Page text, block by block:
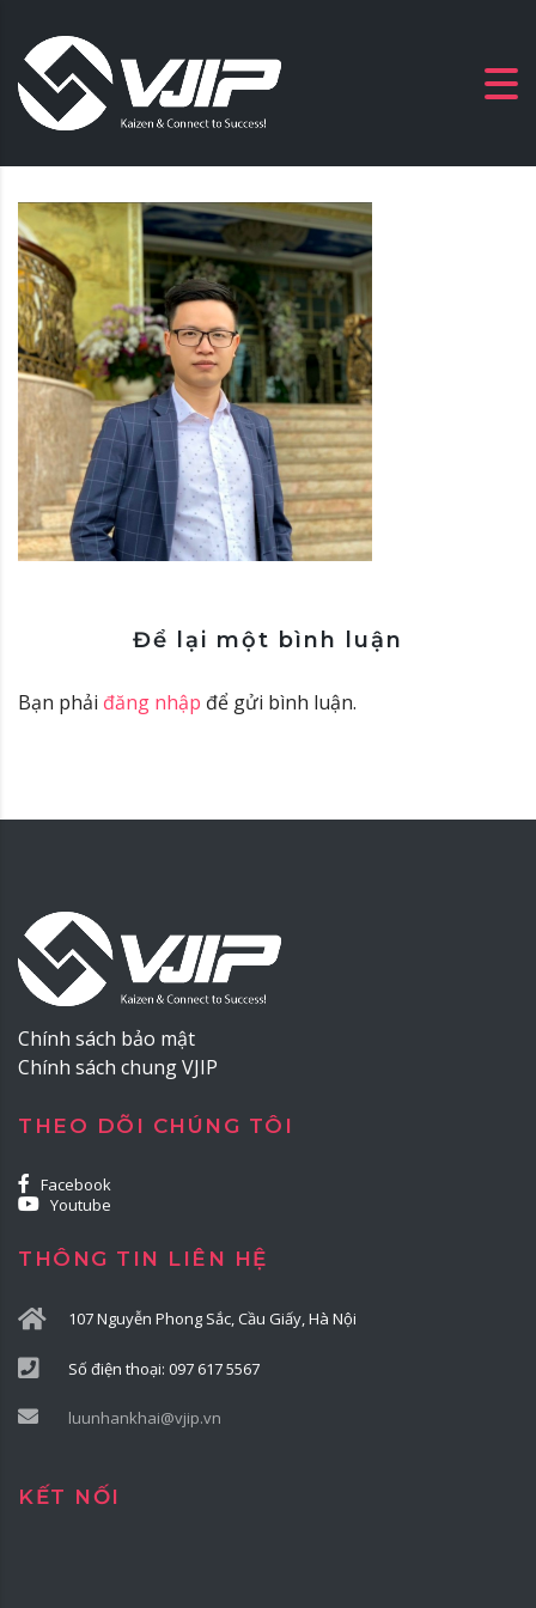
Để lại một bình luận
Bạn phải đăng nhập để gửi bình luận.
Chính sách bảo mật
Chính sách chung VJIP
THEO DÕI CHÚNG TÔI
Facebook
Youtube
THÔNG TIN LIÊN HỆ
107 Nguyễn Phong Sắc, Cầu Giấy, Hà Nội
Số điện thoại: 097 617 5567
luunhankhai@vjip.vn
KẾT NỐI